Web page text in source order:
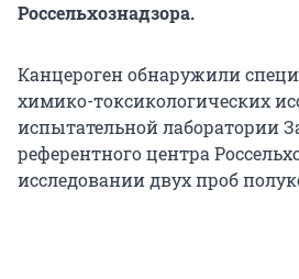
Россельхознадзора.
Канцероген обнаружили
химико-токсикологических
испытательной лаборатории
референтного центра
исследовании двух проб